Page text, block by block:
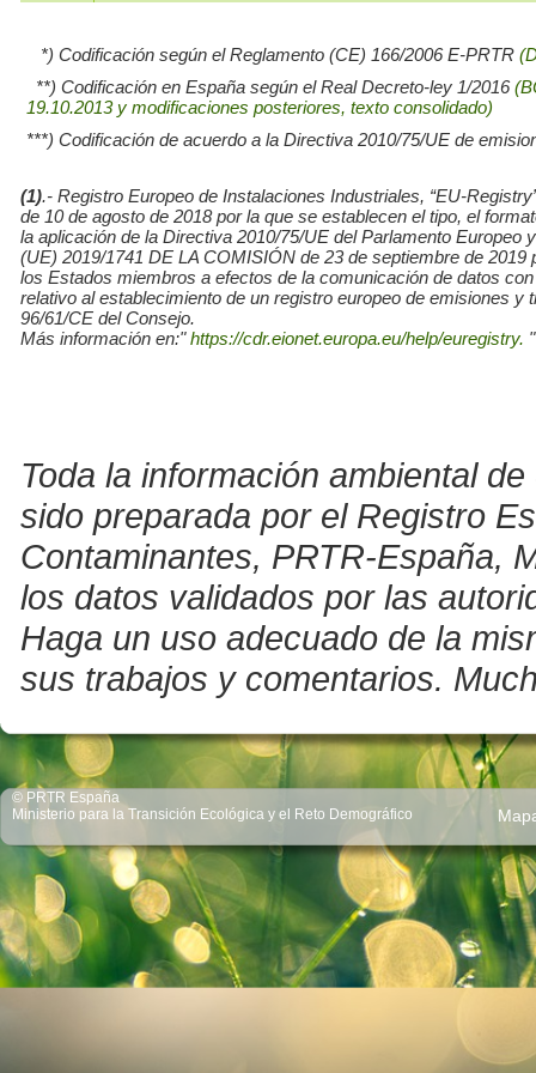
*) Codificación según el Reglamento (CE) 166/2006 E-PRTR
**) Codificación en España según el Real Decreto-ley 1/2016
19.10.2013 y modificaciones posteriores, texto consolidado)
***) Codificación de acuerdo a la Directiva 2010/75/UE de
(1).- Registro Europeo de Instalaciones Industriales, “EU-
de 10 de agosto de 2018 por la que se establecen el tipo, el
la aplicación de la Directiva 2010/75/UE del Parlamento
(UE) 2019/1741 DE LA COMISIÓN de 23 de septiembre de
los Estados miembros a efectos de la comunicación de datos
relativo al establecimiento de un registro europeo de emisiones
96/61/CE del Consejo.
Más información en:"https://cdr.eionet.europa.eu/help/euregistry. "
Toda la información ambiental
sido preparada por el Registro
Contaminantes, PRTR-España,
los datos validados por las
Haga un uso adecuado de la
sus trabajos y comentarios.
© PRTR España
Ministerio para la Transición Ecológica y el Reto Demográfico